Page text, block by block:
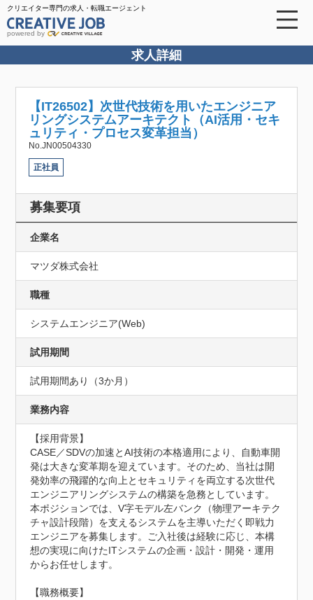
クリエイター専門の求人・転職エージェント
powered by
求人詳細
【IT26502】次世代技術を用いたエンジニア
リングシステムアーキテクト（AI活用・セキ
ュリティ・プロセス変革担当）
No.JN00504330
正社員
募集要項
企業名
マツダ株式会社
職種
システムエンジニア(Web)
試用期間
試用期間あり（3か月）
業務内容
【採用背景】
CASE／SDVの加速とAI技術の本格適用により、自動車開
発は大きな変革期を迎えています。そのため、当社は開
発効率の飛躍的な向上とセキュリティを両立する次世代
エンジニアリングシステムの構築を急務としています。
本ポジションでは、V字モデル左バンク（物理アーキテク
チャ設計段階）を支えるシステムを主導いただく即戦力
エンジニアを募集します。ご入社後は経験に応じ、本構
想の実現に向けたITシステムの企画・設計・開発・運用
からお任せします。
【職務概要】